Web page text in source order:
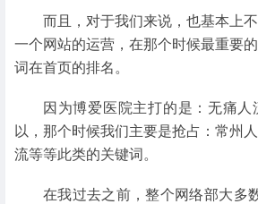
而且，对于我们来说，也基本上
一个网站的运营，在那个时候最重要
词在首页的排名。
因为博爱医院主打的是：无痛
以，那个时候我们主要是抢占：常州
流等等此类的关键词。
在我过去之前，整个网络部大多